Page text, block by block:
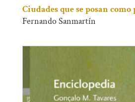
Ciudades que se posan como
Fernando Sanmartín